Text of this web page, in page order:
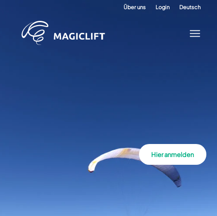
Über uns Login Deutsch
Hier anmelden